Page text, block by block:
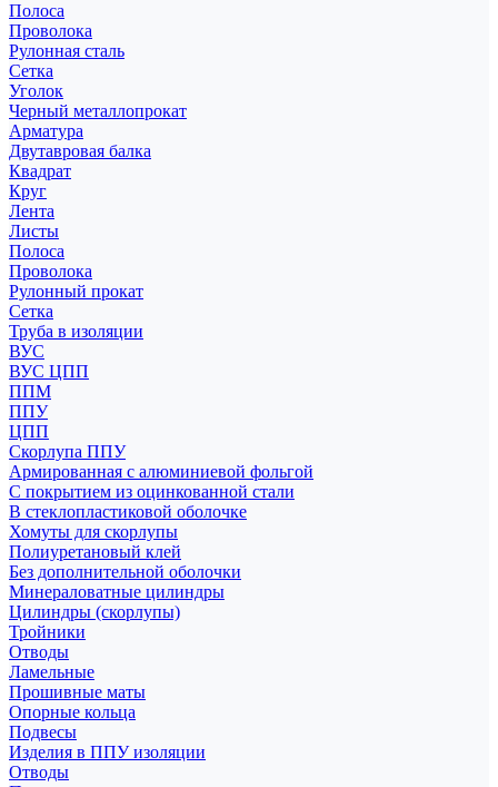
Полоса
Проволока
Рулонная сталь
Сетка
Уголок
Черный металлопрокат
Арматура
Двутавровая балка
Квадрат
Круг
Лента
Листы
Полоса
Проволока
Рулонный прокат
Сетка
Труба в изоляции
ВУС
ВУС ЦПП
ППМ
ППУ
ЦПП
Скорлупа ППУ
Армированная с алюминиевой фольгой
С покрытием из оцинкованной стали
В стеклопластиковой оболочке
Хомуты для скорлупы
Полиуретановый клей
Без дополнительной оболочки
Минераловатные цилиндры
Цилиндры (скорлупы)
Тройники
Отводы
Ламельные
Прошивные маты
Опорные кольца
Подвесы
Изделия в ППУ изоляции
Отводы